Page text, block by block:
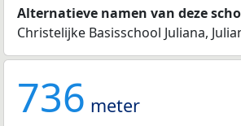
Alternatieve namen van deze
Christelijke Basisschool Juliana,
736 meter